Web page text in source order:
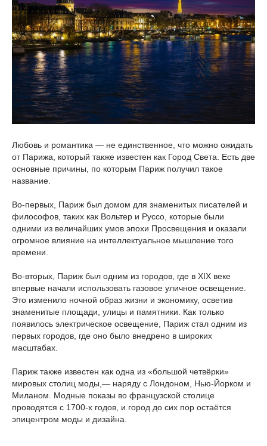
Любовь и романтика — не единственное, что можно ожидать
от Парижа, который также известен как Город Света. Есть две
основные причины, по которым Париж получил такое
название.
Во-первых, Париж был домом для знаменитых писателей и
философов, таких как Вольтер и Руссо, которые были
одними из величайших умов эпохи Просвещения и оказали
огромное влияние на интеллектуальное мышление того
времени.
Во-вторых, Париж был одним из городов, где в XIX веке
впервые начали использовать газовое уличное освещение.
Это изменило ночной образ жизни и экономику, осветив
знаменитые площади, улицы и памятники. Как только
появилось электрическое освещение, Париж стал одним из
первых городов, где оно было внедрено в широких
масштабах.
Париж также известен как одна из «большой четвёрки»
мировых столиц моды,— наряду с Лондоном, Нью-Йорком и
Миланом. Модные показы во французской столице
проводятся с 1700-х годов, и город до сих пор остаётся
эпицентром моды и дизайна.